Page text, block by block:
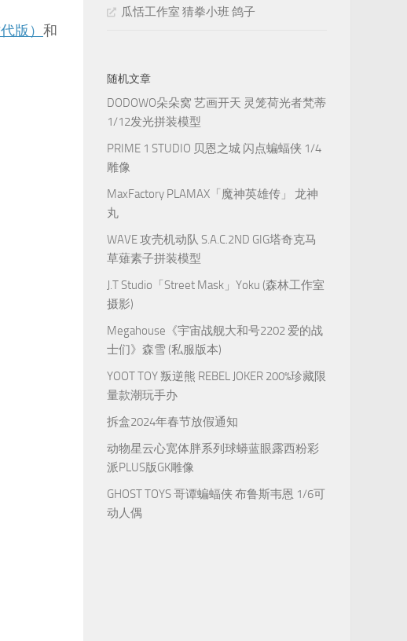
版） 和
瓜恬工作室 猜拳小班 鸽子
随机文章
DODOWO朵朵窝 艺画开天 灵笼荷光者梵蒂
1/12发光拼装模型
PRIME 1 STUDIO 贝恩之城 闪点蝙蝠侠 1/4
雕像
MaxFactory PLAMAX「魔神英雄传」 龙神
丸
WAVE 攻壳机动队 S.A.C.2ND GIG塔奇克马
草薙素子拼装模型
J.T Studio「Street Mask」Yoku (森林工作室
摄影)
Megahouse《宇宙战舰大和号2202 爱的战
士们》森雪 (私服版本)
YOOT TOY 叛逆熊 REBEL JOKER 200%珍藏限
量款潮玩手办
拆盒2024年春节放假通知
动物星云心宽体胖系列球蟒蓝眼露西粉彩
派PLUS版GK雕像
GHOST TOYS 哥谭蝙蝠侠 布鲁斯韦恩 1/6可
动人偶